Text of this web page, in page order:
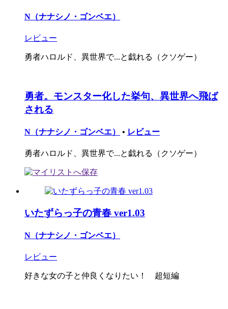
N（ナナシノ・ゴンベエ）
レビュー
勇者ハロルド、異世界で...と戯れる（クソゲー）
勇者。モンスター化した挙句、異世界へ飛ば
される
N（ナナシノ・ゴンベエ） • レビュー
勇者ハロルド、異世界で...と戯れる（クソゲー）
いたずらっ子の青春 ver1.03
N（ナナシノ・ゴンベエ）
レビュー
好きな女の子と仲良くなりたい！ 超短編